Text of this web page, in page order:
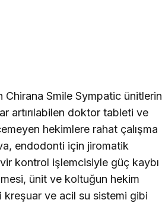
Smile Sympatic ünitlerin
artırılabilen doktor tableti ve
hekimlere rahat çalışma
endodonti için jiromatik
kontrol işlemcisiyle güç kaybı
ünit ve koltuğun hekim
ve acil su sistemi gibi